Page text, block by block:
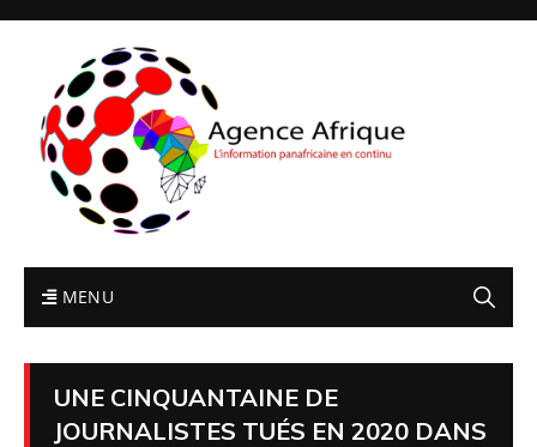
MENU
UNE CINQUANTAINE DE
JOURNALISTES TUÉS EN 2020 DANS